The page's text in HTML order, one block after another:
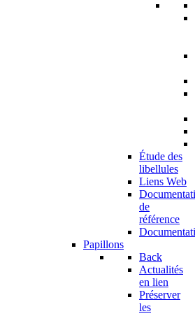
Étude des
libellules
Liens Web
de
référence
Papillons
Back
Actualités
en lien
Préserver
les